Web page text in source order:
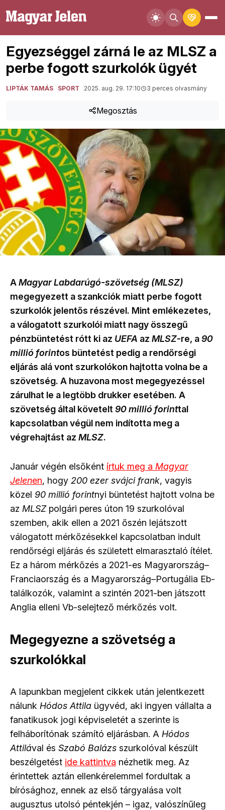
Egyezséggel zárná le az MLSZ a
perbe fogott szurkolók ügyét
LIPTÁK TAMÁS SPORT 2025. aug. 29. 17:10 3 perces olvasmány
Megosztás
AMagyar Labdarúgó-szövetség (MLSZ)
megegyezett a szankciók miatt perbe fogott
szurkolók jelentős részével. Mint emlékezetes,
a válogatott szurkolói miatt nagy összegű
pénzbüntetést rótt ki az UEFA az MLSZ-re, a90
millió forintos büntetést pedig a rendőrségi
eljárás alá vont szurkolókon hajtotta volna be a
szövetség. A huzavona most megegyezéssel
zárulhat le a legtöbb drukker esetében. A
szövetség által követelt 90 millió forinttal
kapcsolatban végül nem indította meg a
végrehajtást az MLSZ.
Január végén elsőként írtuk meg a Magyar
Jelenen, hogy 200 ezer svájci frank, vagyis
közel 90 millió forintnyi büntetést hajtott volna be
az MLSZpolgári peres úton 19 szurkolóval
szemben, akik ellen a 2021 őszén lejátszott
válogatott mérkőzésekkel kapcsolatban indult
rendőrségi eljárás és született elmarasztaló ítélet.
Ez a három mérkőzés a 2021-es Magyarország–
Franciaország és a Magyarország–Portugália Eb-
találkozók, valamint a szintén 2021-ben játszott
Anglia elleni Vb-selejtező mérkőzés volt.
Megegyezne a szövetség a
szurkolókkal
A lapunkban megjelent cikkek után jelentkezett
nálunk Hódos Attila ügyvéd, aki ingyen vállalta a
fanatikusok jogi képviseletét a szerinte is
felháborítónak számító eljárásban. A Hódos
Attilával és Szabó Balázs szurkolóval készült
beszélgetést ide kattintva nézhetik meg. Az
érintettek aztán ellenkérelemmel fordultak a
bírósághoz, ennek az első tárgyalása volt
augusztus utolsó péntekjén – igaz, valószínűleg